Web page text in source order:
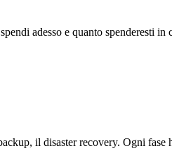
adesso e quanto spenderesti
il disaster recovery. Ogni fase